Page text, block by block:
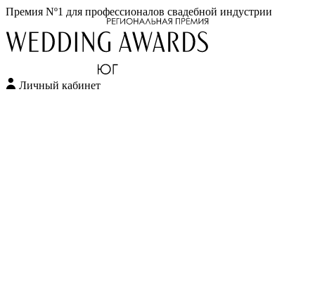
Премия Nº1 для профессионалов свадебной индустрии
Личный кабинет